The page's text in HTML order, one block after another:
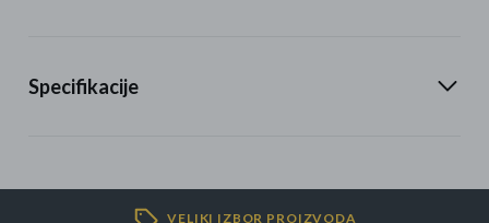
Specifikacije
VELIKI IZBOR PROIZVODA